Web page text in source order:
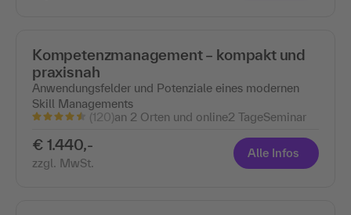
Kompetenzmanagement – kompakt und
praxisnah
Anwendungsfelder und Potenziale eines modernen
Skill Managements
(120)an 2 Orten und online2 TageSeminar
€ 1.440,-
zzgl. MwSt.
Alle Infos